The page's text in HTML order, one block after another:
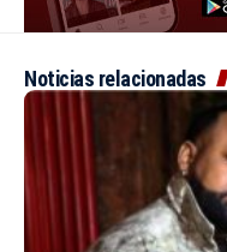
Noticias relacionadas